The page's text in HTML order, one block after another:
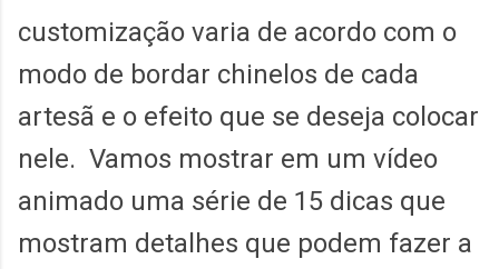
customização varia de acordo com o
modo de bordar chinelos de cada
artesã e o efeito que se deseja colocar
nele. Vamos mostrar em um vídeo
animado uma série de 15 dicas que
mostram detalhes que podem fazer a